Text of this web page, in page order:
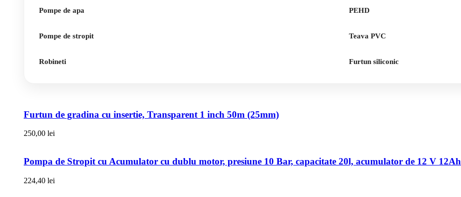
Pompe de apa
Pompe de stropit
Robineti
PEHD
Teava PVC
Furtun siliconic
Furtun de gradina cu insertie, Transparent 1 inch 50m (25mm)
250,00 lei
Pompa de Stropit cu Acumulator cu dublu motor, presiune 10 Bar, capacitate 20l, acumulator de 12 V 12Ah
224,40 lei